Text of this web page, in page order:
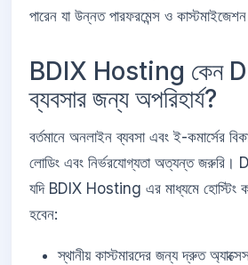
পারেন যা উন্নত পারফরমেন্স ও কাস্টমাইজেশন
BDIX Hosting কেন
ব্যবসার জন্য অপরিহার্য?
বর্তমানে অনলাইন ব্যবসা এবং ই-কমার্সের
লোডিং এবং নির্ভরযোগ্যতা অত্যন্ত জরুরি।
যদি BDIX Hosting এর মাধ্যমে হোস্টিং
হবেন:
স্থানীয় কাস্টমারদের জন্য দ্রুত